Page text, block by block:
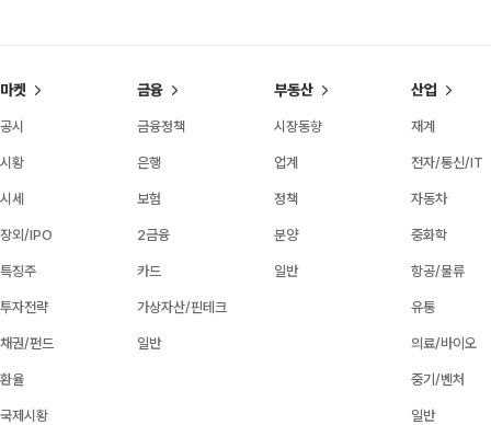
마켓
공시
시황
시세
장외/IPO
특징주
투자전략
채권/펀드
환율
국제시황
금융
금융정책
은행
보험
2금융
카드
가상자산/핀테크
일반
부동산
시장동향
업계
정책
분양
일반
산업
재계
전자/통신/IT
자동차
중화학
항공/물류
유통
의료/바이오
중기/벤처
일반